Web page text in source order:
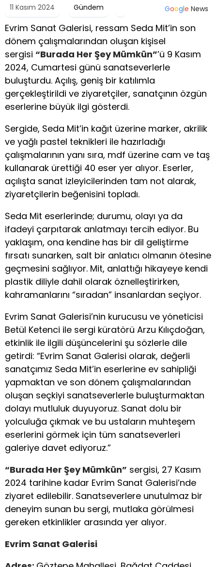
11 Kasım 2024 Gündem Google News
Evrim Sanat Galerisi, ressam Seda Mit’in son
dönem çalışmalarından oluşan kişisel
sergisi “Burada Her Şey Mümkün”’ü 9 Kasım
2024, Cumartesi günü sanatseverlerle
buluşturdu. Açılış, geniş bir katılımla
gerçekleştirildi ve ziyaretçiler, sanatçının özgün
eserlerine büyük ilgi gösterdi.
Sergide, Seda Mit’in kağıt üzerine marker, akrilik
ve yağlı pastel teknikleri ile hazırladığı
çalışmalarının yanı sıra, mdf üzerine cam ve taş
kullanarak ürettiği 40 eser yer alıyor. Eserler,
açılışta sanat izleyicilerinden tam not alarak,
ziyaretçilerin beğenisini topladı.
Seda Mit eserlerinde; durumu, olayı ya da
ifadeyi çarpıtarak anlatmayı tercih ediyor. Bu
yaklaşım, ona kendine has bir dil geliştirme
fırsatı sunarken, salt bir anlatıcı olmanın ötesine
geçmesini sağlıyor. Mit, anlattığı hikayeye kendi
plastik diliyle dahil olarak öznelleştirirken,
kahramanlarını “sıradan” insanlardan seçiyor.
Evrim Sanat Galerisi’nin kurucusu ve yöneticisi
Betül Ketenci ile sergi küratörü Arzu Kılıçdoğan,
etkinlik ile ilgili düşüncelerini şu sözlerle dile
getirdi: “Evrim Sanat Galerisi olarak, değerli
sanatçımız Seda Mit’in eserlerine ev sahipliği
yapmaktan ve son dönem çalışmalarından
oluşan seçkiyi sanatseverlerle buluşturmaktan
dolayı mutluluk duyuyoruz. Sanat dolu bir
yolculuğa çıkmak ve bu ustaların muhteşem
eserlerini görmek için tüm sanatseverleri
galeriye davet ediyoruz.”
“Burada Her Şey Mümkün” sergisi, 27 Kasım
2024 tarihine kadar Evrim Sanat Galerisi’nde
ziyaret edilebilir. Sanatseverlere unutulmaz bir
deneyim sunan bu sergi, mutlaka görülmesi
gereken etkinlikler arasında yer alıyor.
Evrim Sanat Galerisi